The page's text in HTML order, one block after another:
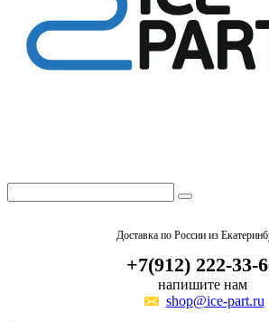
Доставка по России из
+7(912) 222-33-
напишите нам
shop@ice-part.ru